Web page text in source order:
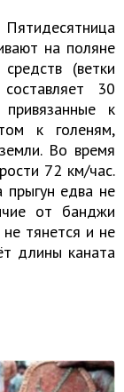
на поляне
(ветки
30
к
к голеням,
Во время
72 км/час.
прыгун едва не
от банджи
тянется и не
длины каната